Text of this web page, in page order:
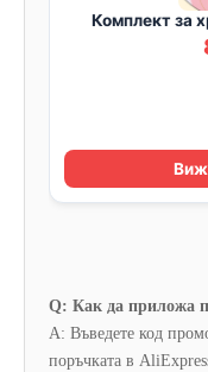
Q: Как да приложа
A: Въведете код
поръчката в